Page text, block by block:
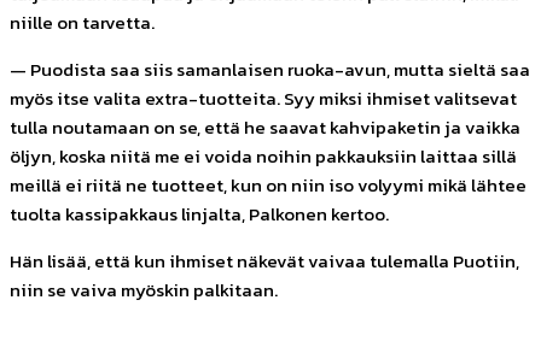
niille on tarvetta.
— Puodista saa siis samanlaisen ruoka-avun, mutta sieltä saa
myös itse valita extra-tuotteita. Syy miksi ihmiset valitsevat
tulla noutamaan on se, että he saavat kahvipaketin ja vaikka
öljyn, koska niitä me ei voida noihin pakkauksiin laittaa sillä
meillä ei riitä ne tuotteet, kun on niin iso volyymi mikä lähtee
tuolta kassipakkaus linjalta, Palkonen kertoo.
Hän lisää, että kun ihmiset näkevät vaivaa tulemalla Puotiin,
niin se vaiva myöskin palkitaan.